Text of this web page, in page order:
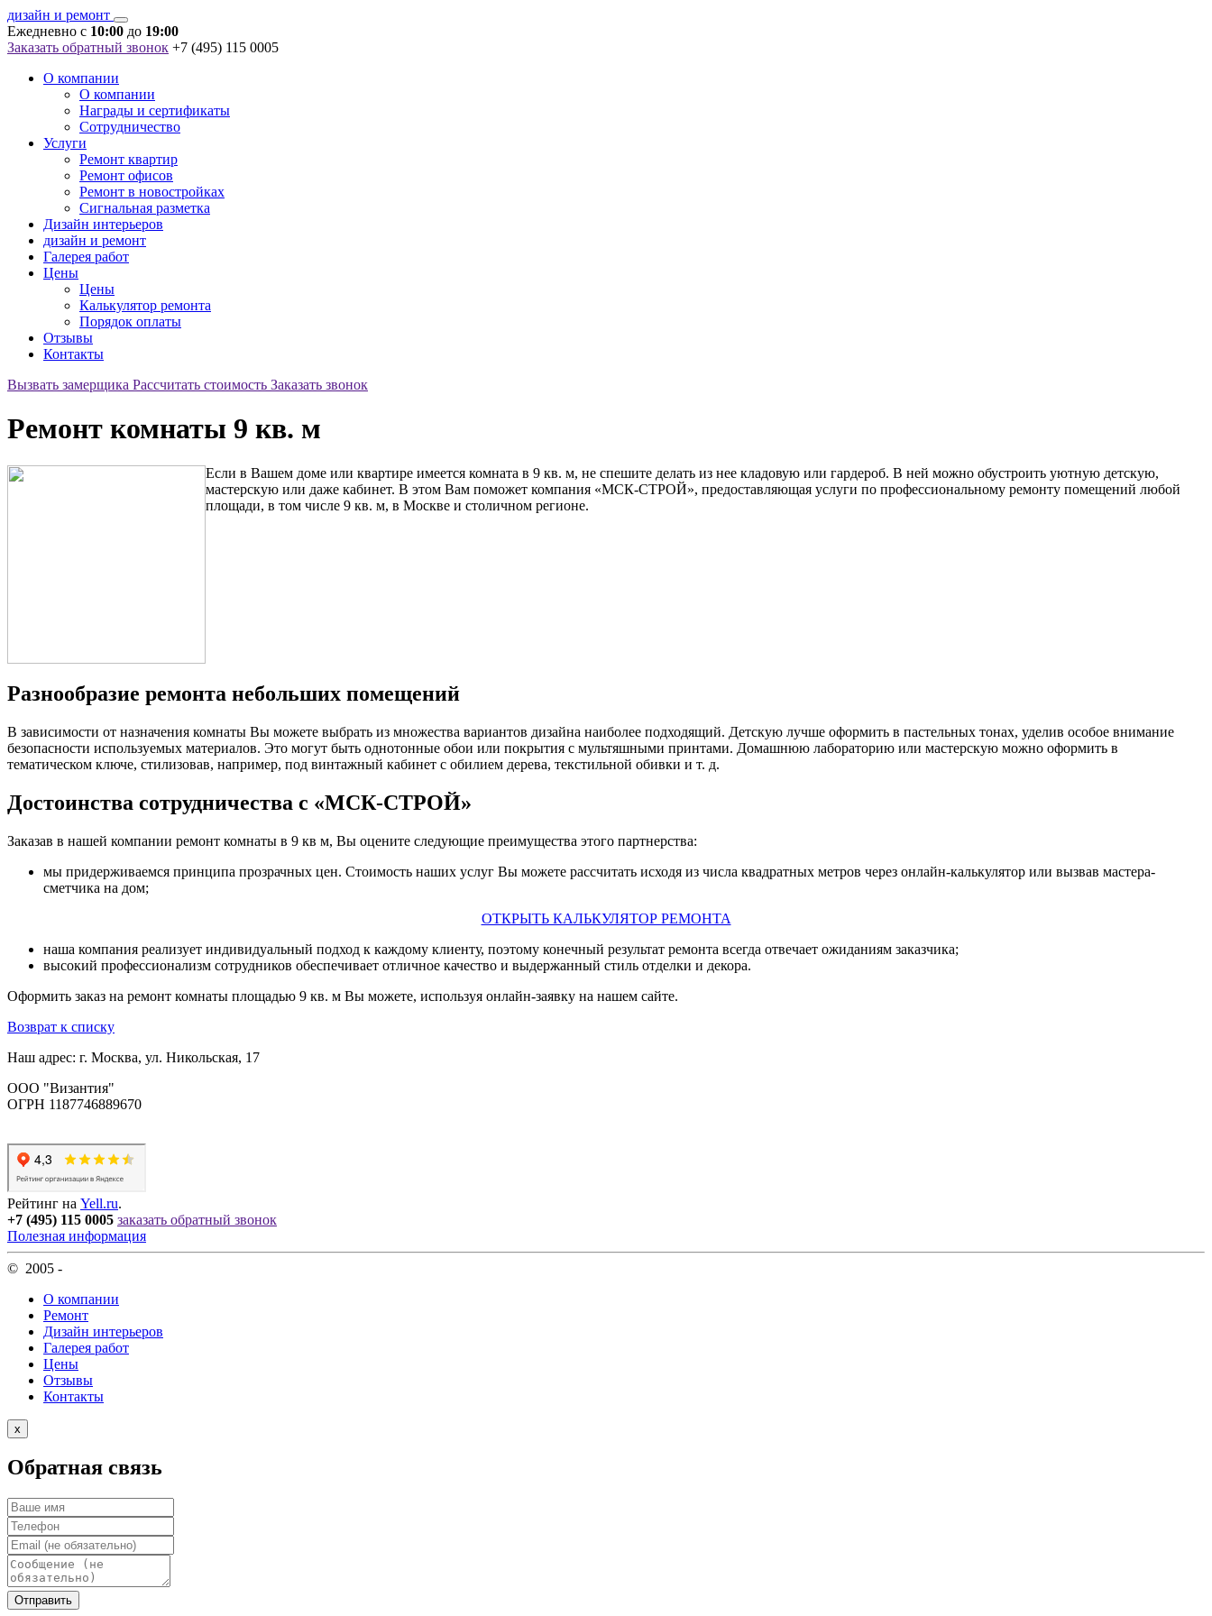
дизайн и ремонт
Ежедневно c 10:00 до 19:00
Заказать обратный звонок +7 (495) 115 0005
О компании
О компании
Награды и сертификаты
Сотрудничество
Услуги
Ремонт квартир
Ремонт офисов
Ремонт в новостройках
Сигнальная разметка
Дизайн интерьеров
дизайн и ремонт
Галерея работ
Цены
Цены
Калькулятор ремонта
Порядок оплаты
Отзывы
Контакты
Вызвать замерщика Рассчитать стоимость Заказать звонок
Ремонт комнаты 9 кв. м
Если в Вашем доме или квартире имеется комната в 9 кв. м, не спешите делать из нее кладовую или гардероб. В ней можно обустроить уютную детскую,
мастерскую или даже кабинет. В этом Вам поможет компания «МСК-СТРОЙ», предоставляющая услуги по профессиональному ремонту помещений любой
площади, в том числе 9 кв. м, в Москве и столичном регионе.
Разнообразие ремонта небольших помещений
В зависимости от назначения комнаты Вы можете выбрать из множества вариантов дизайна наиболее подходящий. Детскую лучше оформить в пастельных тонах, уделив особое внимание
безопасности используемых материалов. Это могут быть однотонные обои или покрытия с мультяшными принтами. Домашнюю лабораторию или мастерскую можно оформить в
тематическом ключе, стилизовав, например, под винтажный кабинет с обилием дерева, текстильной обивки и т. д.
Достоинства сотрудничества с «МСК-СТРОЙ»
Заказав в нашей компании ремонт комнаты в 9 кв м, Вы оцените следующие преимущества этого партнерства:
мы придерживаемся принципа прозрачных цен. Стоимость наших услуг Вы можете рассчитать исходя из числа квадратных метров через онлайн-калькулятор или вызвав мастера-
сметчика на дом;
ОТКРЫТЬ КАЛЬКУЛЯТОР РЕМОНТА
наша компания реализует индивидуальный подход к каждому клиенту, поэтому конечный результат ремонта всегда отвечает ожиданиям заказчика;
высокий профессионализм сотрудников обеспечивает отличное качество и выдержанный стиль отделки и декора.
Оформить заказ на ремонт комнаты площадью 9 кв. м Вы можете, используя онлайн-заявку на нашем сайте.
Возврат к списку
Наш адрес: г. Москва, ул. Никольская, 17
ООО "Византия"
ОГРН 1187746889670
Рейтинг на Yell.ru.
+7 (495) 115 0005 заказать обратный звонок
Полезная информация
© 2005 -
О компании
Ремонт
Дизайн интерьеров
Галерея работ
Цены
Отзывы
Контакты
х
Обратная связь
Отправить